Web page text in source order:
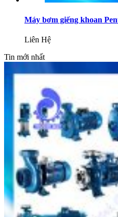
Máy bơm giếng khoan
Liên Hệ
Tin mới nhất